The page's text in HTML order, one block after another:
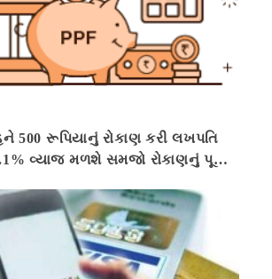
500 રૂપિયાનું રોકાણ કરી લખપતિ
વ્યાજ મળશે સમજો રોકાણનું પૂરું